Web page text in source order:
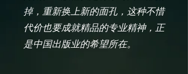
掉，重新换上新的面孔，这种不惜
代价也要成就精品的专业精神，正
是中国出版业的希望所在。